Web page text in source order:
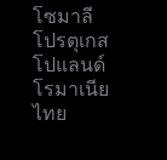
โซมาลี
โปรตุเกส
โปแลนด์
โรมาเนีย
ไทย